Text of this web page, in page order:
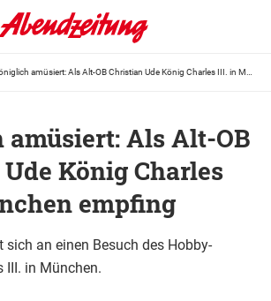
Als Alt-OB
König Charles
empfing
sich an einen Besuch des Hobby-
III. in München.